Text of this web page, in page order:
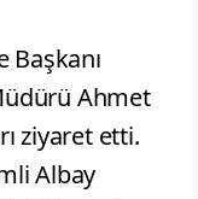
Başkanı
Ahmet
ziyaret etti.
Albay